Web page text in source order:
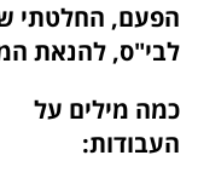
הפעם, החלטתי
לבי"ס, להנאת
כמה מילים על
העבודות: